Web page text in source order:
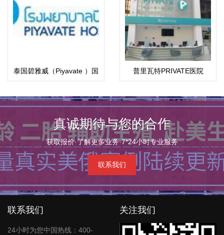
泰国碧雅威（Piyavate ）国
际医院
普里瓦特PRIVATE医院
真诚期待与您的合作
获取报价·了解更多业务·7*24小时专业服务
联系我们
联系我们
24小时为您中国热线：400-
关注我们